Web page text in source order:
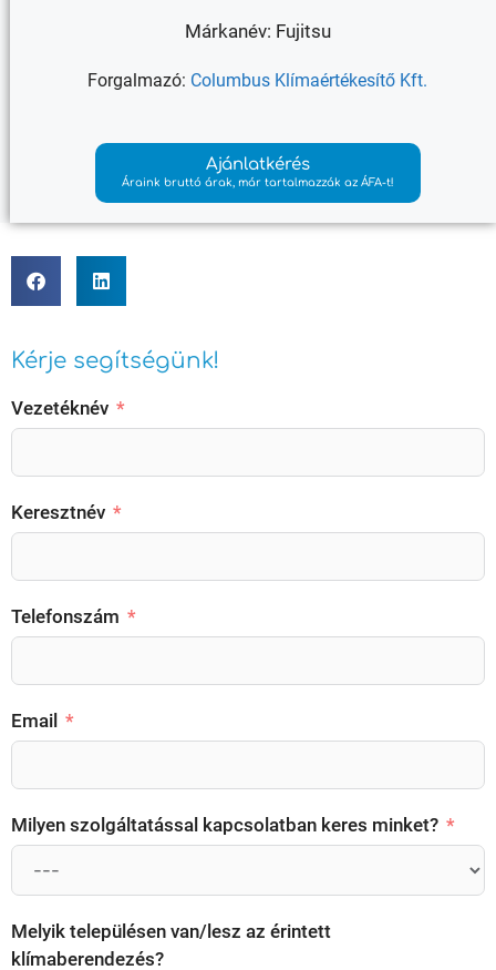
Kérje segítségünk!
Vezetéknév
Keresztnév
Telefonszám
Email
Milyen szolgáltatással kapcsolatban keres minket?
Melyik településen van/lesz az érintett
klímaberendezés?
Márkanév: Fujitsu
Forgalmazó: Columbus Klímaértékesítő Kft.
Ajánlatkérés
Áraink bruttó árak, már tartalmazzák az ÁFA-t!